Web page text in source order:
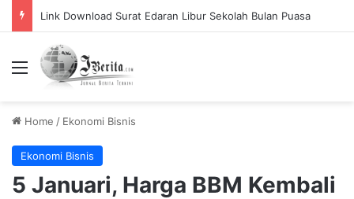
Menu
Home / Ekonomi Bisnis
Ekonomi Bisnis
5 Januari, Harga BBM Kembali